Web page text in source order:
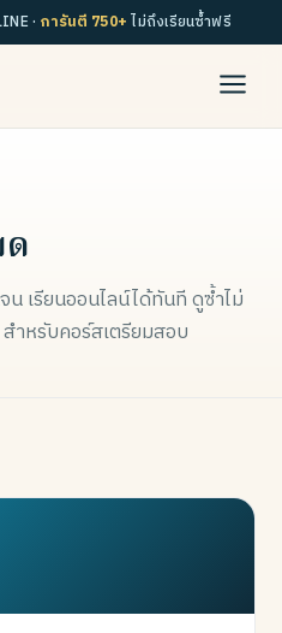
· การันตี 750+ ไม่ถึงเรียนซ้ำฟรี
น เรียนออนไลน์ได้ทันที ดูซ้ำไม่
ำหรับคอร์สเตรียมสอบ